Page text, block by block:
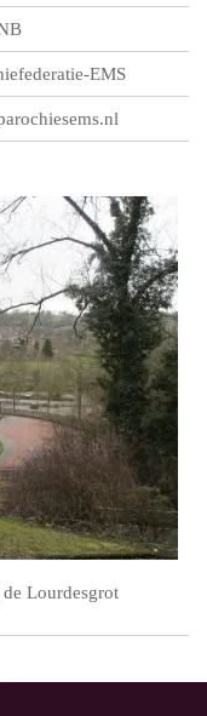
EMS
Lourdesgrot